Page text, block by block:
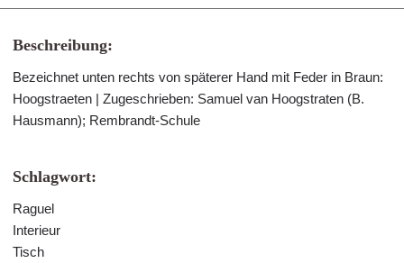
Beschreibung:
Bezeichnet unten rechts von späterer Hand mit Feder in Braun:
Hoogstraeten | Zugeschrieben: Samuel van Hoogstraten (B.
Hausmann); Rembrandt-Schule
Schlagwort:
Raguel
Interieur
Tisch